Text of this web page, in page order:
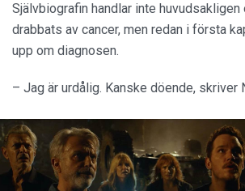
Självbiografin handlar inte huvudsakligen
drabbats av cancer, men redan i första
upp om diagnosen.
– Jag är urdålig. Kanske döende, skriver